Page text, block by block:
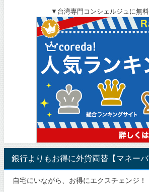
▼台湾専門コンシェルジュに無
銀行よりもお得に外貨両替【マネーバ
自宅にいながら、お得にエクスチェンジ！